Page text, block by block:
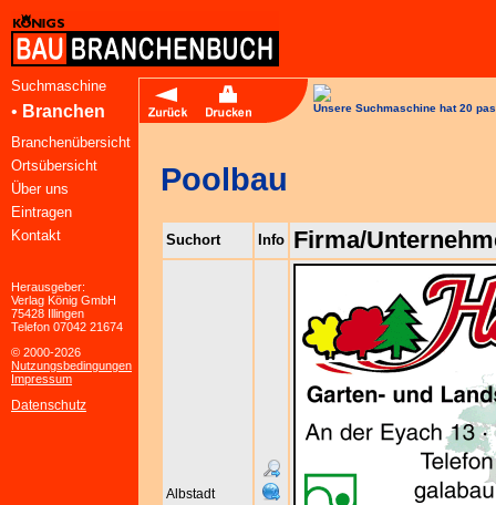
Suchmaschine
• Branchen
Branchenübersicht
Ortsübersicht
Über uns
Eintragen
Kontakt
Herausgeber:
Verlag König GmbH
75428 Illingen
Telefon 07042 21674
© 2000-2026
Nutzungsbedingungen
Impressum
Datenschutz
Unsere Suchmaschine hat 20
Poolbau
Suchort Info Firma/
Albstadt